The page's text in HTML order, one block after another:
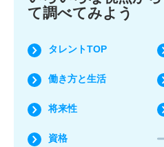
て調べてみよう
タレントTOP
働き方と生活
将来性
資格